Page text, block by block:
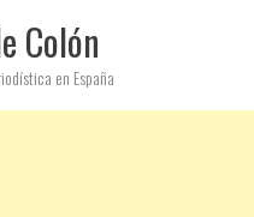
Colón
en España